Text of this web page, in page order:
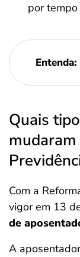
por
Entenda:
Quais
Com a
vigor em 13
de
A